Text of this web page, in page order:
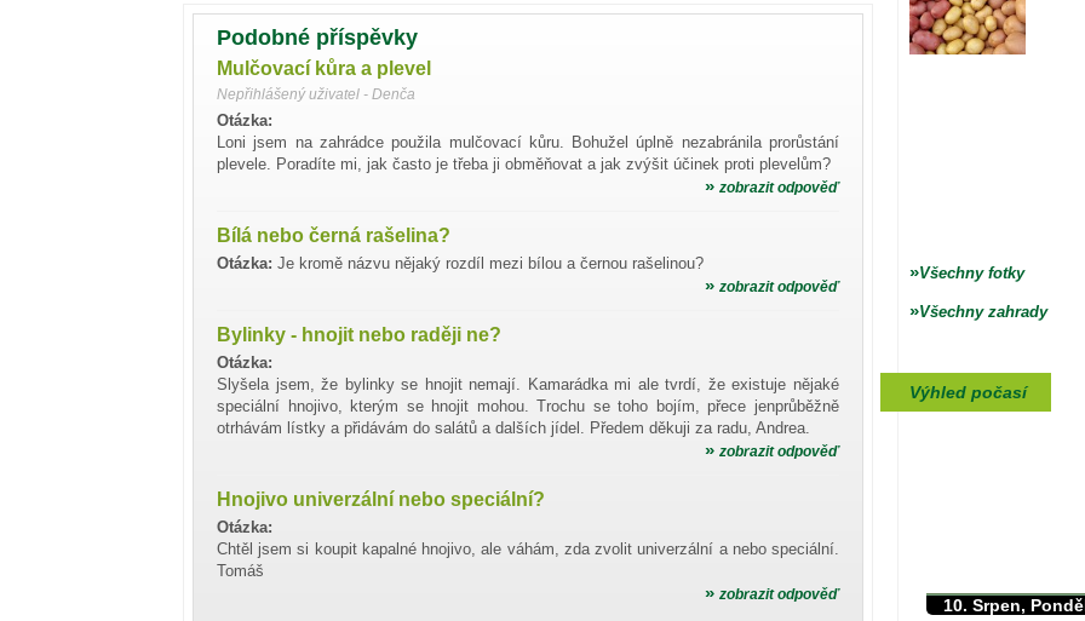
Podobné příspěvky
Mulčovací kůra a plevel
Nepřihlášený uživatel - Denča
Otázka:
Loni jsem na zahrádce použila mulčovací kůru. Bohužel úplně nezabránila prorůstání
plevele. Poradíte mi, jak často je třeba ji obměňovat a jak zvýšit účinek proti plevelům?
» zobrazit odpověď
Bílá nebo černá rašelina?
Otázka: Je kromě názvu nějaký rozdíl mezi bílou a černou rašelinou?
» zobrazit odpověď
Bylinky - hnojit nebo raději ne?
Otázka:
Slyšela jsem, že bylinky se hnojit nemají. Kamarádka mi ale tvrdí, že existuje nějaké
speciální hnojivo, kterým se hnojit mohou. Trochu se toho bojím, přece jenprůběžně
otrhávám lístky a přidávám do salátů a dalších jídel. Předem děkuji za radu, Andrea.
» zobrazit odpověď
Hnojivo univerzální nebo speciální?
Otázka:
Chtěl jsem si koupit kapalné hnojivo, ale váhám, zda zvolit univerzální a nebo speciální.
Tomáš
» zobrazit odpověď
»Všechny fotky
»Všechny zahrady
Výhled počasí
10. Srpen,